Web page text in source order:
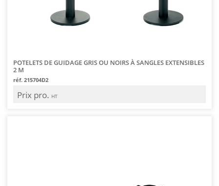
POTELETS DE GUIDAGE GRIS OU NOIRS À SANGLES EXTENSIBLES
2 M
réf. 215704D2
Prix pro. HT